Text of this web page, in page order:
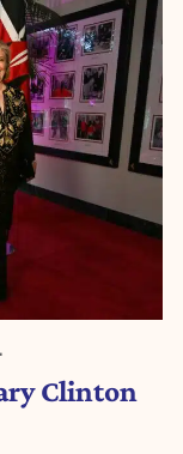
Clinton